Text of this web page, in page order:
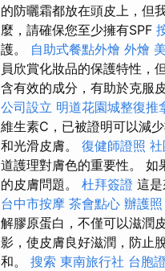
的防曬霜都放在頭皮上，但
麼，請確保您至少擁有SPF
護。 自助式餐點外燴 外燴
員欣賞化妝品的保護特性，
含有效的成分，有助於克服
公司設立 明道花園城整復推
維生素C，已被證明可以減
和光滑皮膚。 復健師證照
道護理對膚色的重要性。 如
的皮膚問題。 杜拜簽證 這
台中市按摩 茶會點心 辦護照
解膠原蛋白，不僅可以滋潤
影，使皮膚良好滋潤，防止
和。 搜索 東南旅行社 台胞證